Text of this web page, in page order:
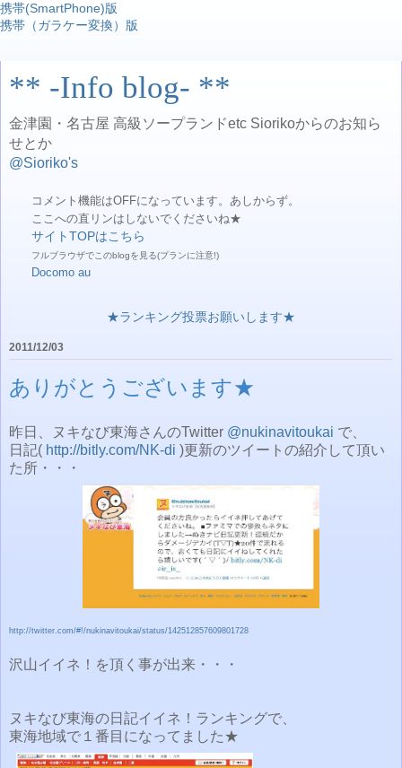
携帯(SmartPhone)版
携帯（ガラケー変換）版
** -Info blog- **
金津園・名古屋 高級ソープランドetc Siorikoからのお知ら
せとか
@Sioriko's
コメント機能はOFFになっています。あしからず。
ここへの直リンはしないでくださいね★
サイトTOPはこちら
フルブラウザでこのblogを見る(プランに注意!)
Docomo au
★ランキング投票お願いします★
2011/12/03
ありがとうございます★
昨日、ヌキなび東海さんのTwitter @nukinavitoukai で、
日記( http://bitly.com/NK-di )更新のツイートの紹介して頂い
た所・・・
http://twitter.com/#!/nukinavitoukai/status/142512857609801728
沢山イイネ！を頂く事が出来・・・
ヌキなび東海の日記イイネ！ランキングで、
東海地域で１番目になってました★